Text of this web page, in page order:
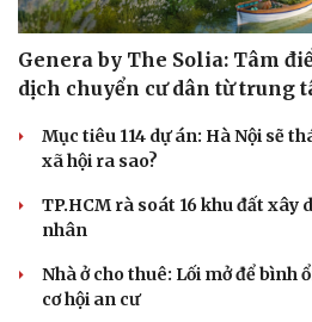
Genera by The Solia: Tâm
dịch chuyển cư dân từ trung
Mục tiêu 114 dự án: Hà Nội sẽ
xã hội ra sao?
TP.HCM rà soát 16 khu đất
nhân
Nhà ở cho thuê: Lối mở để
cơ hội an cư